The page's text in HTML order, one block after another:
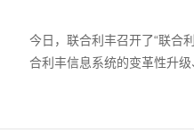
今日，联合利丰召开了“联合
合利丰信息系统的变革性升